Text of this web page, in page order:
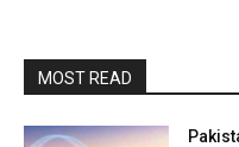
MOST READ